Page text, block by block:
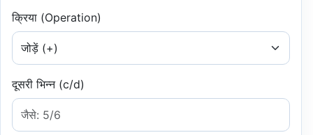
क्रिया (Operation)
दूसरी भिन्न (c/d)